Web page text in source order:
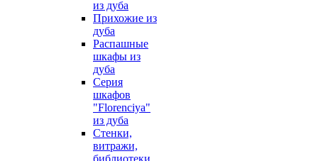
из дуба
Прихожие из
дуба
Распашные
шкафы из
дуба
Серия
шкафов
"Florenciya"
из дуба
Стенки,
витражи,
библиотеки